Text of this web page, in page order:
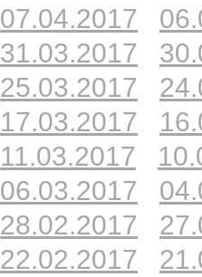
07.04.2017
31.03.2017
25.03.2017
17.03.2017
11.03.2017
06.03.2017
28.02.2017
22.02.2017